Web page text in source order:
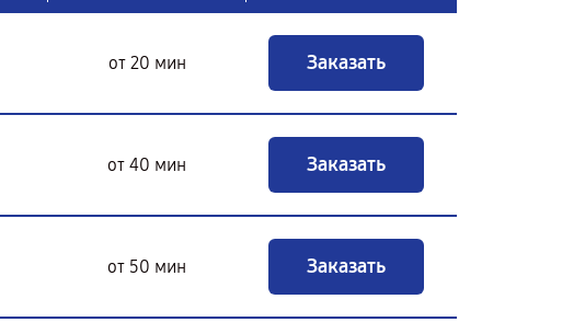
от 20 мин Заказать
от 40 мин Заказать
от 50 мин Заказать